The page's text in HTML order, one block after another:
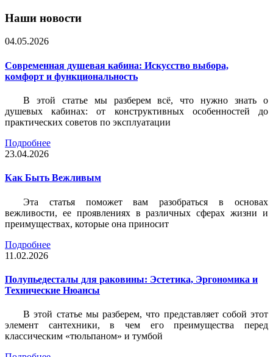
Наши новости
04.05.2026
Современная душевая кабина: Искусство выбора,
комфорт и функциональность
В этой статье мы разберем всё, что нужно знать о
душевых кабинах: от конструктивных особенностей до
практических советов по эксплуатации
Подробнее
23.04.2026
Как Быть Вежливым
Эта статья поможет вам разобраться в основах
вежливости, ее проявлениях в различных сферах жизни и
преимуществах, которые она приносит
Подробнее
11.02.2026
Полупьедесталы для раковины: Эстетика, Эргономика и
Технические Нюансы
В этой статье мы разберем, что представляет собой этот
элемент сантехники, в чем его преимущества перед
классическим «тюльпаном» и тумбой